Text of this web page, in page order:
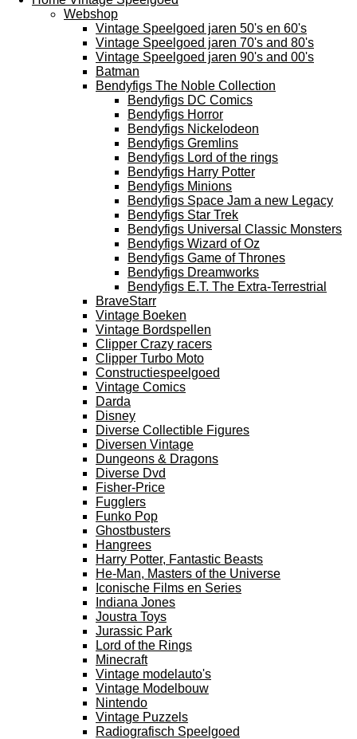
Webshop
Vintage Speelgoed jaren 50's en 60's
Vintage Speelgoed jaren 70's and 80's
Vintage Speelgoed jaren 90's and 00's
Batman
Bendyfigs The Noble Collection
Bendyfigs DC Comics
Bendyfigs Horror
Bendyfigs Nickelodeon
Bendyfigs Gremlins
Bendyfigs Lord of the rings
Bendyfigs Harry Potter
Bendyfigs Minions
Bendyfigs Space Jam a new Legacy
Bendyfigs Star Trek
Bendyfigs Universal Classic Monsters
Bendyfigs Wizard of Oz
Bendyfigs Game of Thrones
Bendyfigs Dreamworks
Bendyfigs E.T. The Extra-Terrestrial
BraveStarr
Vintage Boeken
Vintage Bordspellen
Clipper Crazy racers
Clipper Turbo Moto
Constructiespeelgoed
Vintage Comics
Darda
Disney
Diverse Collectible Figures
Diversen Vintage
Dungeons & Dragons
Diverse Dvd
Fisher-Price
Fugglers
Funko Pop
Ghostbusters
Hangrees
Harry Potter, Fantastic Beasts
He-Man, Masters of the Universe
Iconische Films en Series
Indiana Jones
Joustra Toys
Jurassic Park
Lord of the Rings
Minecraft
Vintage modelauto's
Vintage Modelbouw
Nintendo
Vintage Puzzels
Radiografisch Speelgoed